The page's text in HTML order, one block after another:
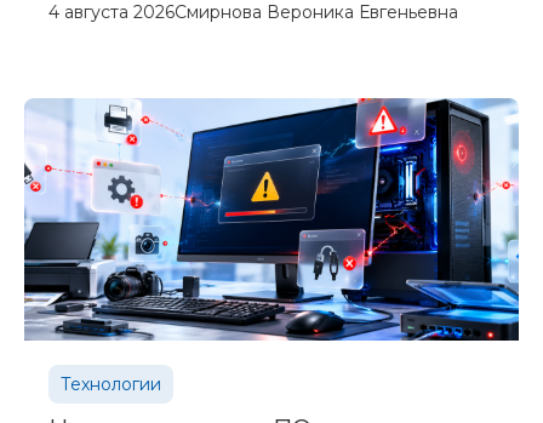
4 августа 2026Смирнова Вероника Евгеньевна
Технологии